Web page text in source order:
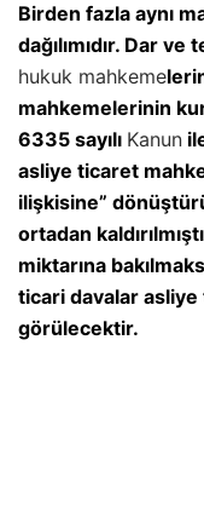
Birden fazla aynı
dağılımıdır. Dar
hukuk mahkeme
mahkemelerinin
6335 sayılı Kanun
asliye ticaret
ilişkisine”
ortadan
miktarına
ticari davalar
görülecektir.